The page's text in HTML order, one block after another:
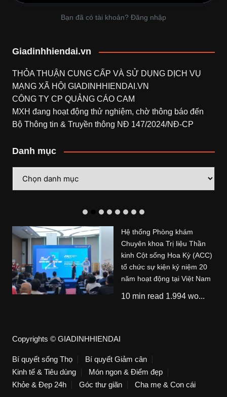
Bạn đã có tài khoản? Đăng nhập
Giadinhhiendai.vn
THỎA THUẬN CUNG CẤP VÀ SỬ DỤNG DỊCH VỤ
MẠNG XÃ HỘI GIADINHHIENDAI.VN
CÔNG TY CP QUẢNG CÁO CAM
MXH đang hoạt động thử nghiệm, chờ thông báo đến
Bộ Thông tin & Truyền thông NĐ 147/2024/NĐ-CP
Danh mục
mục
Hệ thống Phòng khám
Chuyên khoa Trị liệu Thần
kinh Cột sống Hoa Kỳ (ACC)
tổ chức sự kiện kỷ niệm 20
năm hoạt động tại Việt Nam
10 min read 1.994 wo...
Copyrights © GIADINHHIENDAI
Bí quyết sống Thọ
Bí quyết Giảm cân
Kinh tế & Tiêu dùng
Món ngon & Điểm đẹp
Khỏe & Đẹp 24h
Góc thư giãn Cha mẹ & Con cái